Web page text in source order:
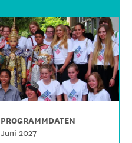
PROGRAMMDATEN
Juni 2027